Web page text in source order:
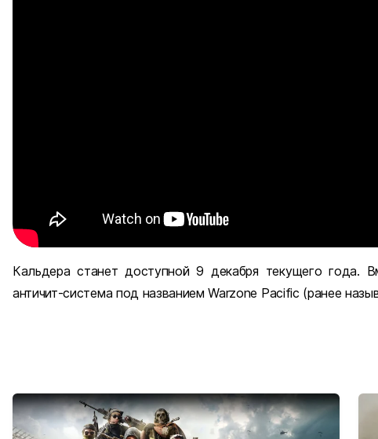
Кальдера станет доступной 9 декабря текущего года.
античит-система под названием Warzone Pacific (ранее